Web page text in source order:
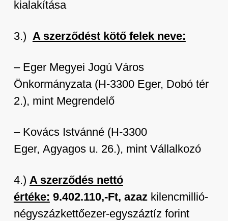
kialakítása
3.) A szerződést kötő felek neve:
– Eger Megyei Jogú Város
Önkormányzata (H-3300 Eger, Dobó tér
2.), mint Megrendelő
– Kovács Istvánné (H-3300
Eger, Agyagos u. 26.), mint Vállalkozó
4.) A szerződés nettó
értéke: 9.402.110,-Ft, azazkilencmillió-
négyszázkettőezer-egyszáztíz forint